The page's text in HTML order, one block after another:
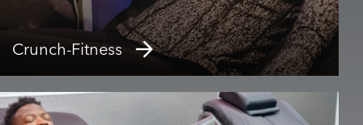
Crunch-Fitness